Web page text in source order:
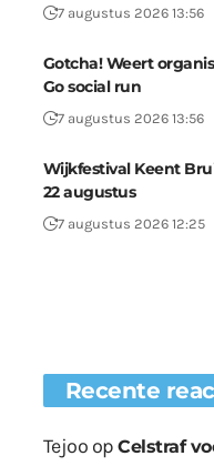
7 augustus 2026 13:56
Gotcha! Weert
Go social run
7 augustus 2026 13:56
Wijkfestival Keent
22 augustus
7 augustus 2026 12:25
Recente
Tejoo opCelstraf